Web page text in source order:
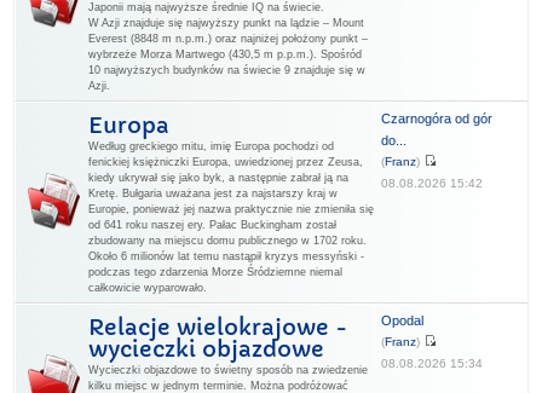
Japonii mają najwyższe średnie IQ na świecie.
W Azji znajduje się najwyższy punkt na lądzie – Mount
Everest (8848 m n.p.m.) oraz najniżej położony punkt –
wybrzeże Morza Martwego (430,5 m p.p.m.). Spośród
10 najwyższych budynków na świecie 9 znajduje się w
Azji.
Europa
Według greckiego mitu, imię Europa pochodzi od
fenickiej księżniczki Europa, uwiedzionej przez Zeusa,
kiedy ukrywał się jako byk, a następnie zabrał ją na
Kretę. Bułgaria uważana jest za najstarszy kraj w
Europie, ponieważ jej nazwa praktycznie nie zmieniła się
od 641 roku naszej ery. Pałac Buckingham został
zbudowany na miejscu domu publicznego w 1702 roku.
Około 6 milionów lat temu nastąpił kryzys messyński -
podczas tego zdarzenia Morze Śródziemne niemal
całkowicie wyparowało.
Czarnogóra od gór
do...
(Franz)
08.08.2026 15:42
Relacje wielokrajowe -
wycieczki objazdowe
Wycieczki objazdowe to świetny sposób na zwiedzenie
kilku miejsc w jednym terminie. Można podróżować
Opodal
(Franz)
08.08.2026 15:34